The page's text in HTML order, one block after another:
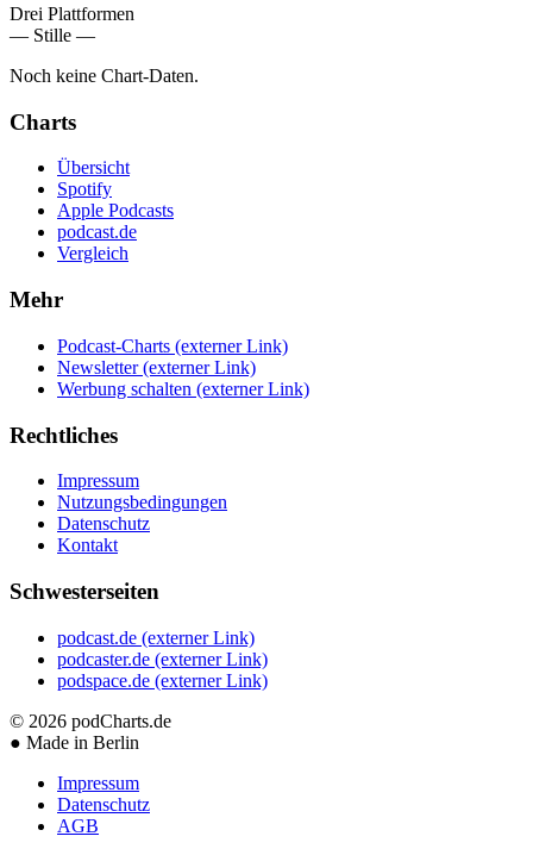
Drei Plattformen
— Stille —
Noch keine Chart-Daten.
Charts
Übersicht
Spotify
Apple Podcasts
podcast.de
Vergleich
Mehr
Podcast-Charts (externer Link)
Newsletter (externer Link)
Werbung schalten (externer Link)
Rechtliches
Impressum
Nutzungsbedingungen
Datenschutz
Kontakt
Schwesterseiten
podcast.de (externer Link)
podcaster.de (externer Link)
podspace.de (externer Link)
© 2026 podCharts.de
● Made in Berlin
Impressum
Datenschutz
AGB